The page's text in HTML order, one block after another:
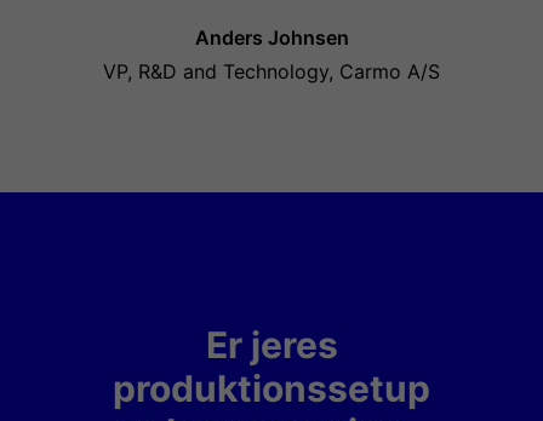
Anders Johnsen
VP, R&D and Technology, Carmo A/S
Er jeres
produktionssetup